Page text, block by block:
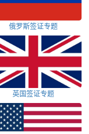
俄罗斯签证专题
英国签证专题